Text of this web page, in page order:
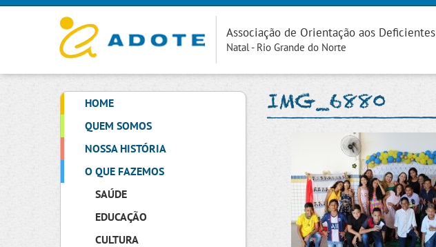
Associação de Orientação aos Deficientes
Natal - Rio Grande do Norte
HOME
QUEM SOMOS
NOSSA HISTÓRIA
O QUE FAZEMOS
SAÚDE
EDUCAÇÃO
CULTURA
IMG_6880